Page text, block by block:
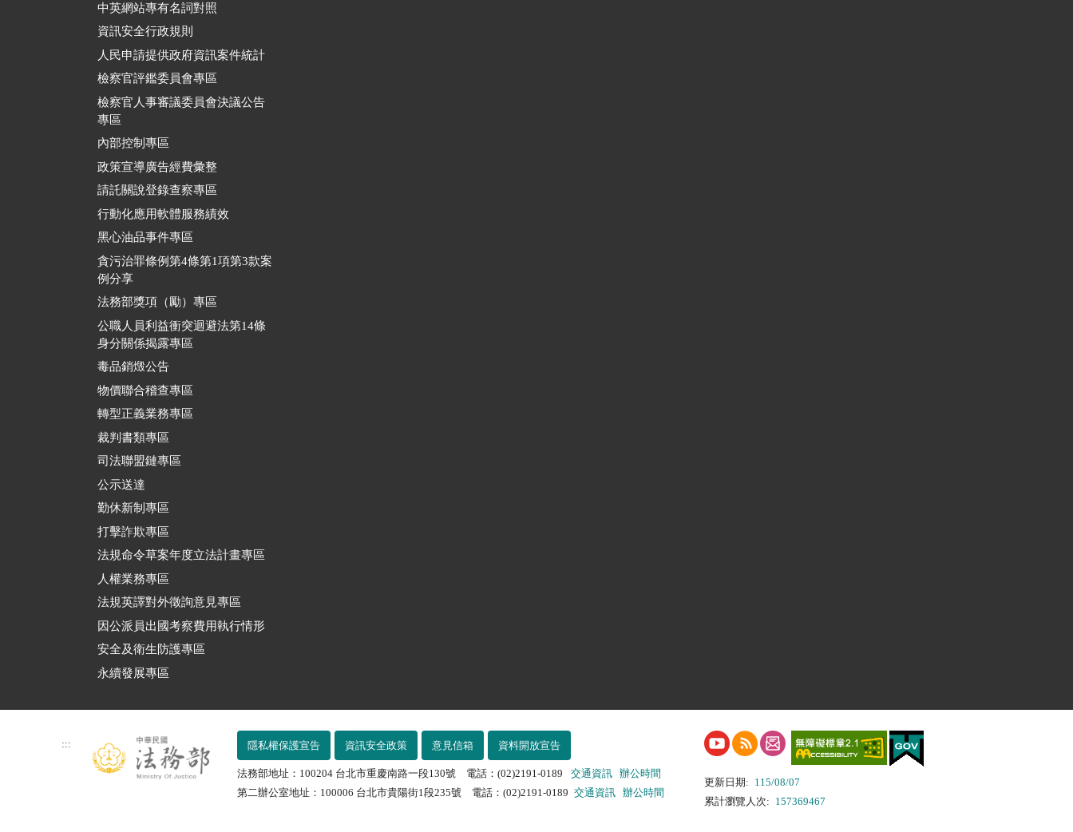
中英網站專有名詞對照
資訊安全行政規則
人民申請提供政府資訊案件統計
檢察官評鑑委員會專區
檢察官人事審議委員會決議公告
專區
內部控制專區
政策宣導廣告經費彙整
請託關說登錄查察專區
行動化應用軟體服務績效
黑心油品事件專區
貪污治罪條例第4條第1項第3款案
例分享
法務部獎項（勵）專區
公職人員利益衝突迴避法第14條
身分關係揭露專區
毒品銷燬公告
物價聯合稽查專區
轉型正義業務專區
裁判書類專區
司法聯盟鏈專區
公示送達
勤休新制專區
打擊詐欺專區
法規命令草案年度立法計畫專區
人權業務專區
法規英譯對外徵詢意見專區
因公派員出國考察費用執行情形
安全及衛生防護專區
永續發展專區
::: 隱私權保護宣告 資訊安全政策 意見信箱 資料開放宣告
法務部地址：100204 台北市重慶南路一段130號 電話：(02)2191-0189 交通資訊
辦公時間
第二辦公室地址：100006 台北市貴陽街1段235號 電話：(02)2191-0189 交通資訊 辦公時間
更新日期: 115/08/07
累計瀏覽人次: 157369467